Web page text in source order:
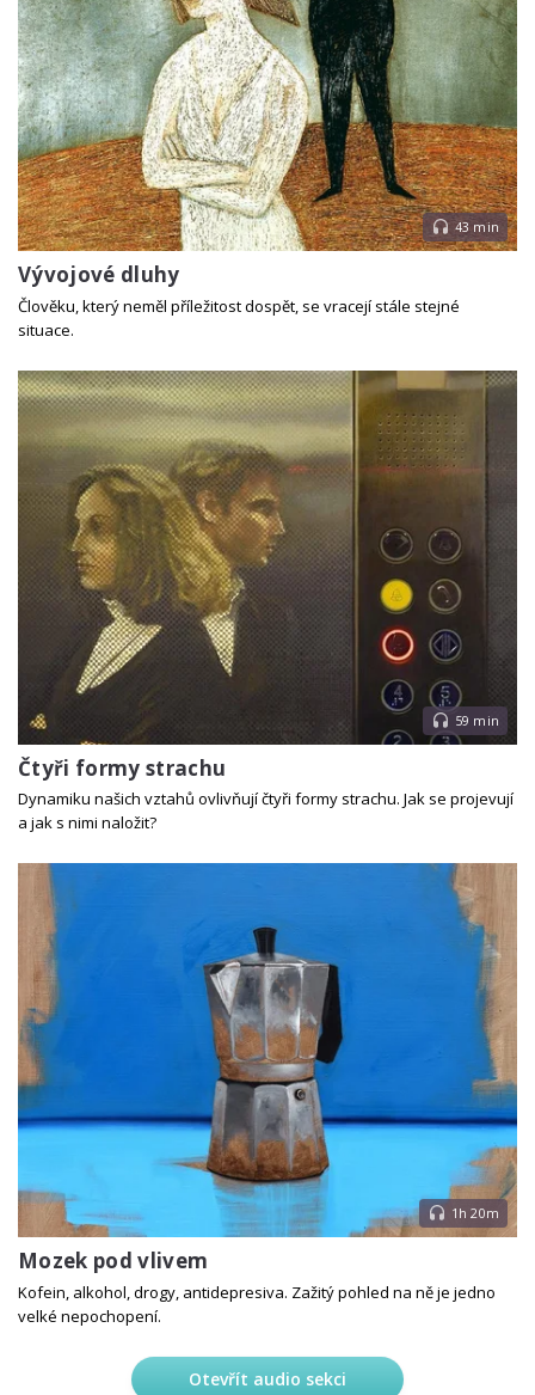
43 min
Vývojové dluhy
Člověku, který neměl příležitost dospět, se vracejí stále stejné
situace.
59 min
Čtyři formy strachu
Dynamiku našich vztahů ovlivňují čtyři formy strachu. Jak se projevují
a jak s nimi naložit?
1h 20m
Mozek pod vlivem
Kofein, alkohol, drogy, antidepresiva. Zažitý pohled na ně je jedno
velké nepochopení.
Otevřít audio sekci